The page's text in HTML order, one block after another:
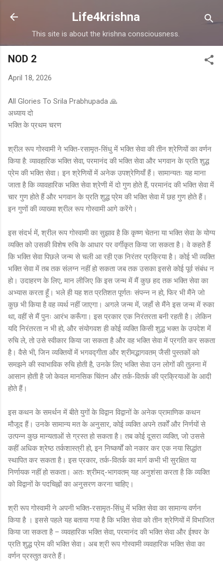
Skip to main content
Life4krishna
This site is about the krishna consciousness.
NOD 2
April 18, 2026
All Glories To Srila Prabhupada 🙏
अध्याय दो
भक्ति के प्रथम चरण
श्रील रूप गोस्वामी ने भक्ति-रसामृत-सिंधु में भक्ति सेवा की तीन श्रेणियों का वर्णन
किया है: व्यावहारिक भक्ति सेवा, परमानंद की भक्ति सेवा और भगवान के प्रति शुद्ध
प्रेम की भक्ति सेवा। इन श्रेणियों में अनेक उपश्रेणियाँ हैं। सामान्यतः यह माना
जाता है कि व्यावहारिक भक्ति सेवा श्रेणी में दो गुण होते हैं, परमानंद की भक्ति सेवा में
चार गुण होते हैं और भगवान के प्रति शुद्ध प्रेम की भक्ति सेवा में छह गुण होते हैं।
इन गुणों की व्याख्या श्रील रूप गोस्वामी आगे करेंगे।
इस संदर्भ में, श्रील रूप गोस्वामी का सुझाव है कि कृष्ण चेतना या भक्ति सेवा के योग्य
व्यक्ति को उसकी विशेष रुचि के आधार पर वर्गीकृत किया जा सकता है। वे कहते हैं
कि भक्ति सेवा पिछले जन्म से चली आ रही एक निरंतर प्रक्रिया है। कोई भी व्यक्ति
भक्ति सेवा में तब तक संलग्न नहीं हो सकता जब तक उसका इससे कोई पूर्व संबंध न
हो। उदाहरण के लिए, मान लीजिए कि इस जन्म में मैं कुछ हद तक भक्ति सेवा का
अभ्यास करता हूँ। भले ही यह शत प्रतिशत पूर्णतः संपन्न न हो, फिर भी मैंने जो
कुछ भी किया है वह व्यर्थ नहीं जाएगा। अगले जन्म में, जहाँ से मैंने इस जन्म में रुका
था, वहीं से मैं पुनः आरंभ करूँगा। इस प्रकार एक निरंतरता बनी रहती है। लेकिन
यदि निरंतरता न भी हो, और संयोगवश ही कोई व्यक्ति किसी शुद्ध भक्त के उपदेश में
रुचि ले, तो उसे स्वीकार किया जा सकता है और वह भक्ति सेवा में प्रगति कर सकता
है। वैसे भी, जिन व्यक्तियों में भगवद्गीता और श्रीमद्भागवतम् जैसी पुस्तकों को
समझने की स्वाभाविक रुचि होती है, उनके लिए भक्ति सेवा उन लोगों की तुलना में
आसान होती है जो केवल मानसिक चिंतन और तर्क-वितर्क की प्रक्रियाओं के आदी
होते हैं।
इस कथन के समर्थन में बीते युगों के विद्वान विद्वानों के अनेक प्रामाणिक कथन
मौजूद हैं। उनके सामान्य मत के अनुसार, कोई व्यक्ति अपने तर्कों और निर्णयों से
उत्पन्न कुछ मान्यताओं से ग्रस्त हो सकता है। तब कोई दूसरा व्यक्ति, जो उससे
कहीं अधिक श्रेष्ठ तर्कशास्त्री हो, इन निष्कर्षों को नकार कर एक नया सिद्धांत
स्थापित कर सकता है। इस प्रकार, तर्क-वितर्क का मार्ग कभी भी सुरक्षित या
निर्णायक नहीं हो सकता। अतः श्रीमद्-भागवतम् यह अनुशंसा करता है कि व्यक्ति
को विद्वानों के पदचिह्नों का अनुसरण करना चाहिए।
श्री रूप गोस्वामी ने अपनी भक्ति-रसामृत-सिंधु में भक्ति सेवा का सामान्य वर्णन
किया है । इससे पहले यह बताया गया है कि भक्ति सेवा को तीन श्रेणियों में विभाजित
किया जा सकता है – व्यवहारिक भक्ति सेवा, परमानंद की भक्ति सेवा और ईश्वर के
प्रति शुद्ध प्रेम की भक्ति सेवा। अब श्री रूप गोस्वामी व्यवहारिक भक्ति सेवा का
वर्णन प्रस्तुत करते हैं।